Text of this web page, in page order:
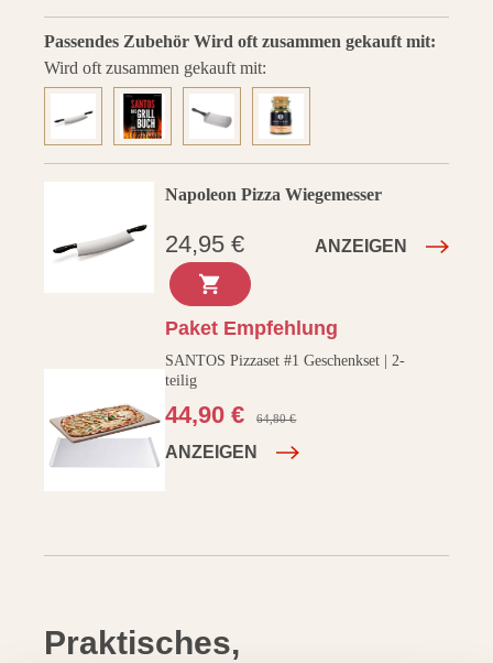
Passendes Zubehör Wird oft zusammen gekauft mit:
Wird oft zusammen gekauft mit:
Napoleon Pizza Wiegemesser
24,95 € ANZEIGEN
Paket Empfehlung
SANTOS Pizzaset #1 Geschenkset | 2-
teilig
44,90 € santosgrills-theme.listing.formerPrice:
64,80 €
ANZEIGEN
Praktisches,